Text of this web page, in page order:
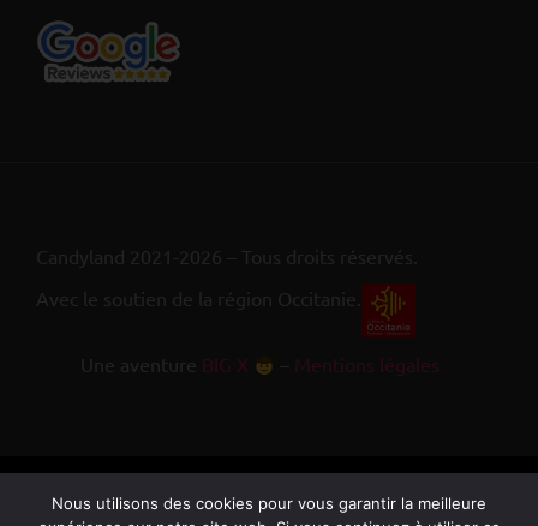
Candyland 2021-2026 – Tous droits réservés.
Avec le soutien de la région Occitanie.
Une aventure BIG X – Mentions légales
Nous utilisons des cookies pour vous garantir la meilleure